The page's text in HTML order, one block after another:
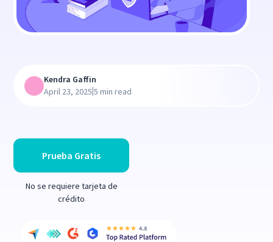
Prueba Gratis
No se requiere tarjeta de
crédito
Kendra Gaffin
April 23, 2025|5 min read